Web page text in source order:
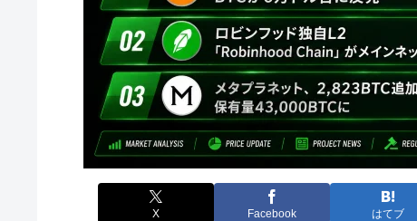
X Facebook はてブ